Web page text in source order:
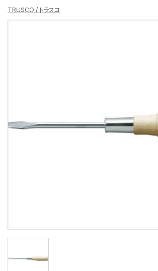
TRUSCO / トラスコ